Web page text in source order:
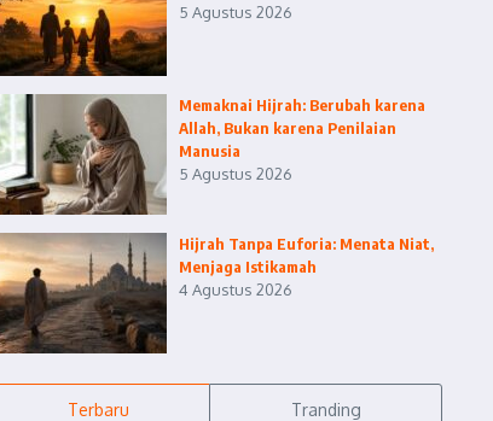
5 Agustus 2026
Memaknai Hijrah: Berubah karena
Allah, Bukan karena Penilaian
Manusia
5 Agustus 2026
Hijrah Tanpa Euforia: Menata Niat,
Menjaga Istikamah
4 Agustus 2026
Terbaru Tranding